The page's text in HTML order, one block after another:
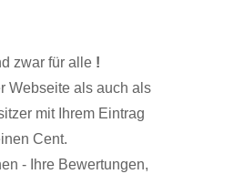
zwar für alle !
Webseite als auch als
mit Ihrem Eintrag
Cent.
- Ihre Bewertungen,